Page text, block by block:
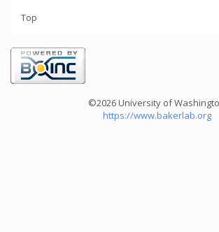
Top
©2026 University of
https://www.bakerlab.org